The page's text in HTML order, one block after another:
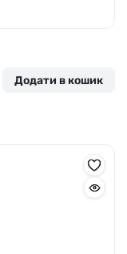
Додати в кошик